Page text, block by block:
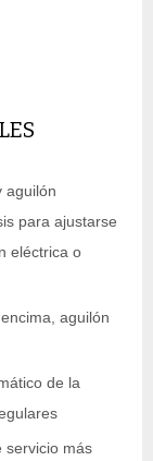
aguilón
para ajustarse
eléctrica o
aguilón
de la
servicio más